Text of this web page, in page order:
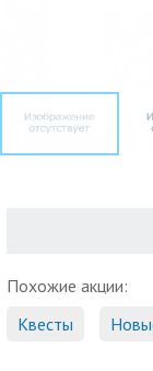
Похожие акции:
Квесты